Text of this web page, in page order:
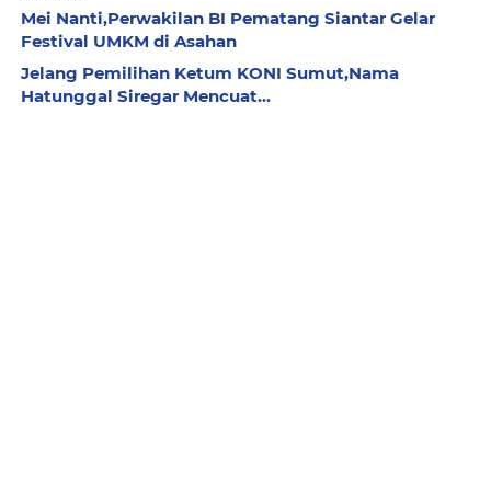
Mei Nanti,Perwakilan BI Pematang Siantar Gelar
Festival UMKM di Asahan
Jelang Pemilihan Ketum KONI Sumut,Nama
Hatunggal Siregar Mencuat...